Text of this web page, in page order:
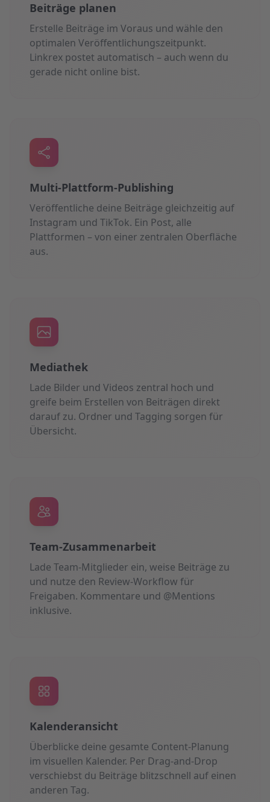
Beiträge planen
Erstelle Beiträge im Voraus und wähle den
optimalen Veröffentlichungszeitpunkt.
Linkrex postet automatisch – auch wenn du
gerade nicht online bist.
Multi-Plattform-Publishing
Veröffentliche deine Beiträge gleichzeitig auf
Instagram und TikTok. Ein Post, alle
Plattformen – von einer zentralen Oberfläche
aus.
Mediathek
Lade Bilder und Videos zentral hoch und
greife beim Erstellen von Beiträgen direkt
darauf zu. Ordner und Tagging sorgen für
Übersicht.
Team-Zusammenarbeit
Lade Team-Mitglieder ein, weise Beiträge zu
und nutze den Review-Workflow für
Freigaben. Kommentare und @Mentions
inklusive.
Kalenderansicht
Überblicke deine gesamte Content-Planung
im visuellen Kalender. Per Drag-and-Drop
verschiebst du Beiträge blitzschnell auf einen
anderen Tag.